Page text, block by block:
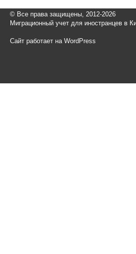
© Все права защищены, 2012-2026
Миграционный учет для иностранцев в
Сайт работает на WordPress